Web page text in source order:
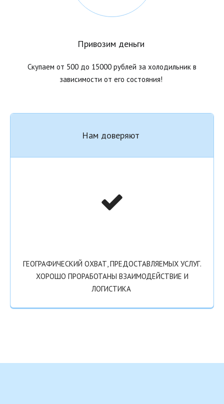
Привозим деньги
Скупаем от 500 до 15000 рублей за холодильник в
зависимости от его состояния!
Нам доверяют
ГЕОГРАФИЧЕСКИЙ ОХВАТ, ПРЕДОСТАВЛЯЕМЫХ УСЛУГ.
ХОРОШО ПРОРАБОТАНЫ ВЗАИМОДЕЙСТВИЕ И
ЛОГИСТИКА